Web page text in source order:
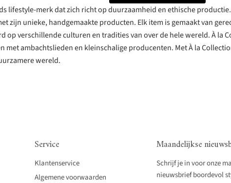
lifestyle-merk dat zich richt op duurzaamheid en ethische
zijn unieke, handgemaakte producten. Elk item is gemaakt van
op verschillende culturen en tradities van over de hele wereld. À la
met ambachtslieden en kleinschalige producenten. Met À la
wereld.
Service
Klantenservice
Algemene voorwaarden
Maandelijkse
Schrijf je in voor onze
nieuwsbrief boordevol